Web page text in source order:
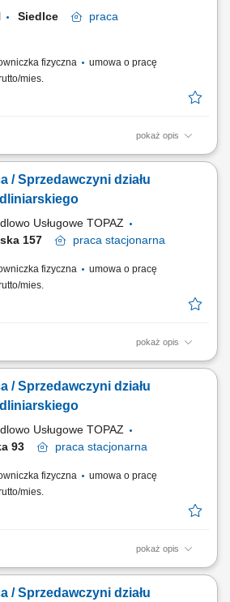
Siedlce
praca
fizyczna
umowa o pracę
mies.
pokaż opis
z produktami świeżymi oraz udzielanie
i nabiałowych; kontrolowanie
przydatności do spożycia; wspieranie
/ Sprzedawczyni działu
Usługowe TOPAZ
157
praca stacjonarna
fizyczna
umowa o pracę
mies.
pokaż opis
Klientów zgodnie z obowiązującymi
sprzedaż i doradztwo produktowe,
produktów, utrzymanie porządku i
/ Sprzedawczyni działu
Usługowe TOPAZ
93
praca stacjonarna
fizyczna
umowa o pracę
mies.
pokaż opis
Klientów zgodnie z obowiązującymi
sprzedaż i doradztwo produktowe,
/ Sprzedawczyni działu